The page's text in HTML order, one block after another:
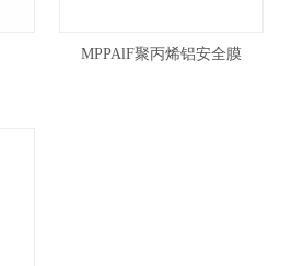
MPPAlF聚丙烯铝安全膜